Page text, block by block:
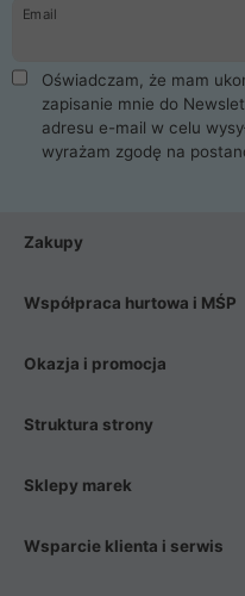
Email
Oświadczam, że mam
zapisanie mnie do
adresu e-mail w celu
wyrażam zgodę na
Zakupy
Współpraca hurtowa i MŚP
Okazja i promocja
Struktura strony
Sklepy marek
Wsparcie klienta i serwis